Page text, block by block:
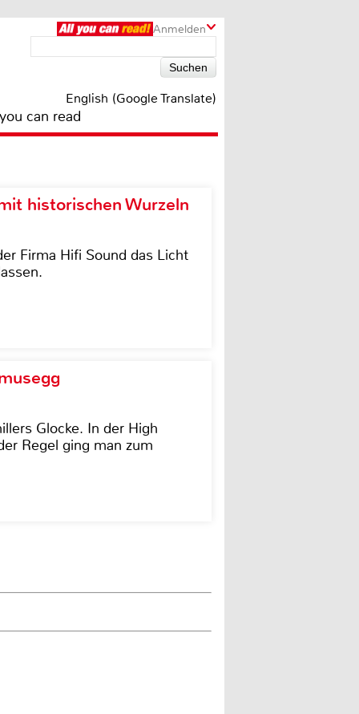
Anmelden
English (Google Translate)
can read
historischen Wurzeln
Firma Hifi Sound das Licht
Glocke. In der High
Regel ging man zum